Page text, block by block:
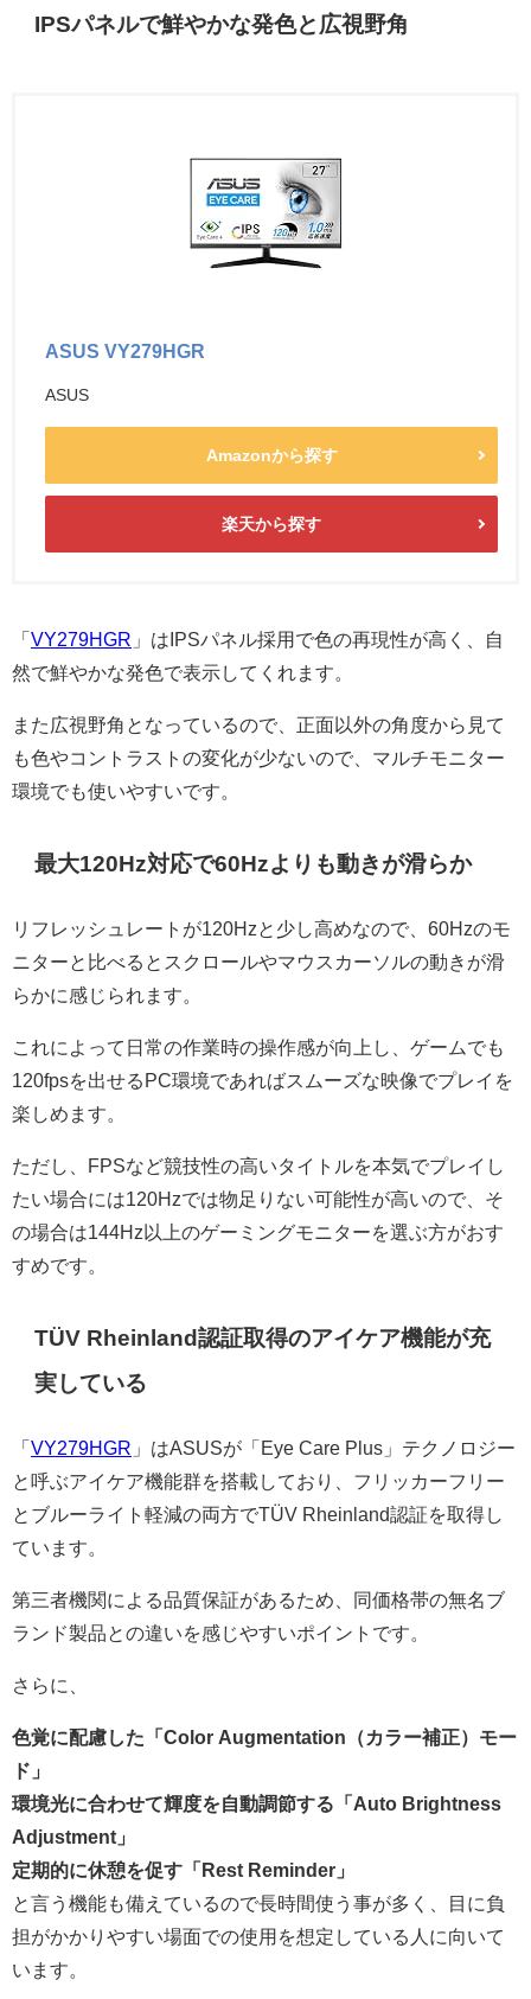
IPSパネルで鮮やかな発色と広視野角
ASUS VY279HGR
ASUS
Amazonから探す
楽天から探す
「 VY279HGR 」はIPSパネル採用で色の再現性が高く、自
然で鮮やかな発色で表示してくれます。
また広視野角となっているので、正面以外の角度から見て
も色やコントラストの変化が少ないので、マルチモニター
環境でも使いやすいです。
最大120Hz対応で60Hzよりも動きが滑らか
リフレッシュレートが120Hzと少し高めなので、60Hzのモ
ニターと比べるとスクロールやマウスカーソルの動きが滑
らかに感じられます。
これによって日常の作業時の操作感が向上し、ゲームでも
120fpsを出せるPC環境であればスムーズな映像でプレイを
楽しめます。
ただし、FPSなど競技性の高いタイトルを本気でプレイし
たい場合には120Hzでは物足りない可能性が高いので、そ
の場合は144Hz以上のゲーミングモニターを選ぶ方がおす
すめです。
TÜV Rheinland認証取得のアイケア機能が充
実している
「 VY279HGR 」はASUSが「Eye Care Plus」テクノロジー
と呼ぶアイケア機能群を搭載しており、フリッカーフリー
とブルーライト軽減の両方でTÜV Rheinland認証を取得し
ています。
第三者機関による品質保証があるため、同価格帯の無名ブ
ランド製品との違いを感じやすいポイントです。
さらに、
色覚に配慮した「Color Augmentation（カラー補正）モー
ド」
環境光に合わせて輝度を自動調節する「Auto Brightness
Adjustment」
定期的に休憩を促す「Rest Reminder」
と言う機能も備えているので長時間使う事が多く、目に負
担がかかりやすい場面での使用を想定している人に向いて
います。